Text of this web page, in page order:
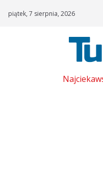
piątek, 7 sierpnia, 2026